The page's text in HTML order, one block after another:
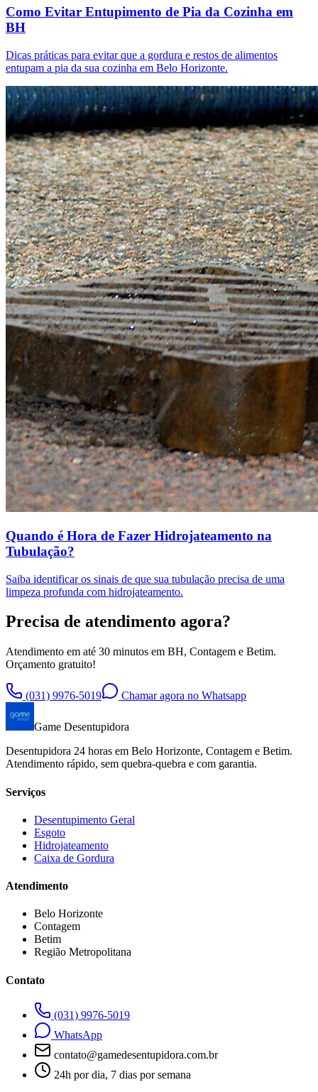
Como Evitar Entupimento de Pia da Cozinha em
BH
Dicas práticas para evitar que a gordura e restos de alimentos
entupam a pia da sua cozinha em Belo Horizonte.
Quando é Hora de Fazer Hidrojateamento na
Tubulação?
Saiba identificar os sinais de que sua tubulação precisa de uma
limpeza profunda com hidrojateamento.
Precisa de atendimento agora?
Atendimento em até 30 minutos em BH, Contagem e Betim.
Orçamento gratuito!
(031) 9976-5019 Chamar agora no Whatsapp
Game Desentupidora
Desentupidora 24 horas em Belo Horizonte, Contagem e Betim.
Atendimento rápido, sem quebra-quebra e com garantia.
Serviços
Desentupimento Geral
Esgoto
Hidrojateamento
Caixa de Gordura
Atendimento
Belo Horizonte
Contagem
Betim
Região Metropolitana
Contato
(031) 9976-5019
WhatsApp
contato@gamedesentupidora.com.br
24h por dia, 7 dias por semana